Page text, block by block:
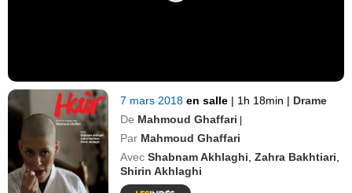
7 mars 2018en salle | 1h 18min | Drame
De Mahmoud Ghaffari |
Par Mahmoud Ghaffari
Avec Shabnam Akhlaghi ,Zahra Bakhtiari
Shirin Akhlaghi